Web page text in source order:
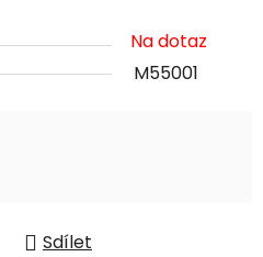
Na dotaz
M55001
Sdílet